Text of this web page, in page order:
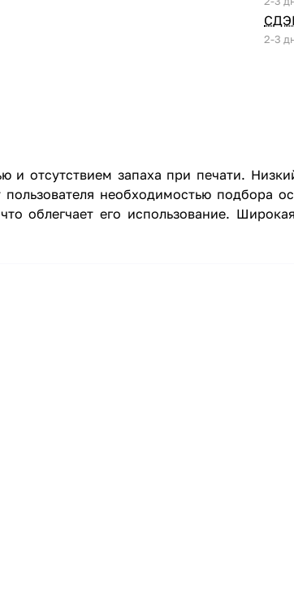
2-3
и отсутствием запаха при печати.
необходимостью подбора
облегчает его использование.